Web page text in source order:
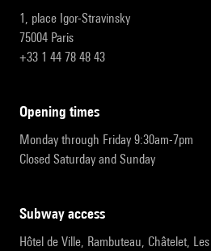
1, place Igor-Stravinsky
75004 Paris
+33 1 44 78 48 43
opening times
Monday through Friday 9:30am-7pm
Closed Saturday and Sunday
subway access
Hôtel de Ville, Rambuteau, Châtelet,